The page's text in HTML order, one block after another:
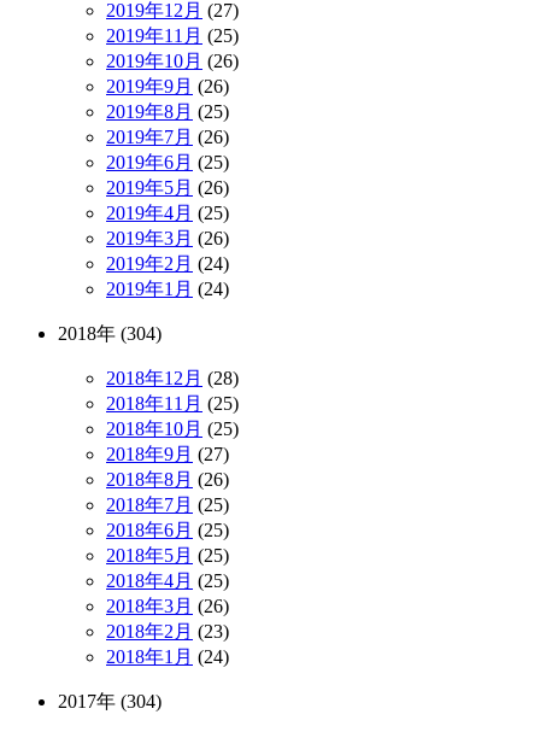
2019年12月 (27)
2019年11月 (25)
2019年10月 (26)
2019年9月 (26)
2019年8月 (25)
2019年7月 (26)
2019年6月 (25)
2019年5月 (26)
2019年4月 (25)
2019年3月 (26)
2019年2月 (24)
2019年1月 (24)
2018年 (304)
2018年12月 (28)
2018年11月 (25)
2018年10月 (25)
2018年9月 (27)
2018年8月 (26)
2018年7月 (25)
2018年6月 (25)
2018年5月 (25)
2018年4月 (25)
2018年3月 (26)
2018年2月 (23)
2018年1月 (24)
2017年 (304)